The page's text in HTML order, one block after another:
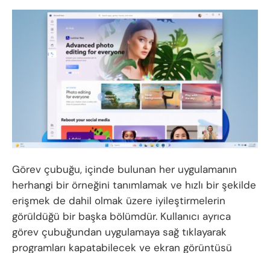
Görev çubuğu, içinde bulunan her uygulamanın
herhangi bir örneğini tanımlamak ve hızlı bir şekilde
erişmek de dahil olmak üzere iyileştirmelerin
görüldüğü bir başka bölümdür. Kullanıcı ayrıca
görev çubuğundan uygulamaya sağ tıklayarak
programları kapatabilecek ve ekran görüntüsü